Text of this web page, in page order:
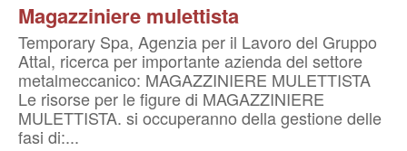
Magazziniere mulettista
Temporary Spa, Agenzia per il Lavoro del Gruppo
Attal, ricerca per importante azienda del settore
metalmeccanico: MAGAZZINIERE MULETTISTA
Le risorse per le figure di MAGAZZINIERE
MULETTISTA. si occuperanno della gestione delle
fasi di:...